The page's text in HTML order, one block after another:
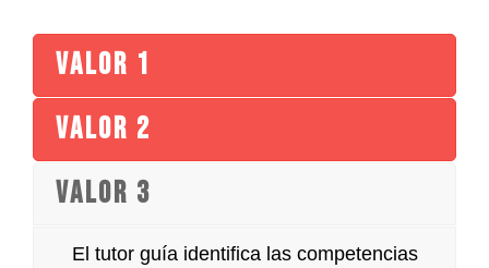
Valor 1
Valor 2
Valor 3
El tutor guía identifica las competencias